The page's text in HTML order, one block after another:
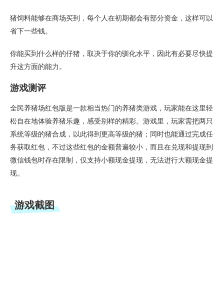
猪饲料能够在商场买到，每个人在初期都会有部分资金，这样可以
省下一些钱。
你能买到什么样的仔猪，取决于你的驯化水平，因此有必要尽快提
升这方面的能力。
游戏测评
全民养猪场红包版是一款相当热门的养猪类游戏，玩家能在这里轻
松自在地体验养猪乐趣，感受别样的精彩。游戏里，玩家需把两只
系统等级的猪合成，以此得到更高等级的猪；同时也能通过完成任
务获取红包，不过这些红包的金额普遍较小，而且在兑现和提现到
微信钱包时存在限制，仅支持小额现金提现，无法进行大额现金提
现。
游戏截图